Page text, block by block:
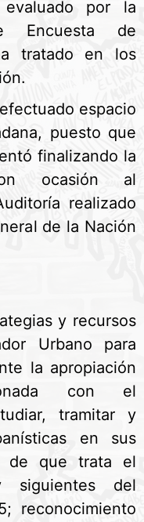
por la
Encuesta de
tratado en los
espacio
puesto que
finalizando la
ocasión al
realizado
de la Nación
y recursos
Urbano para
la apropiación
con el
tramitar y
en sus
de que trata el
siguientes del
reconocimiento